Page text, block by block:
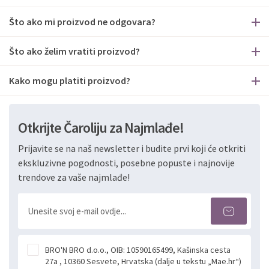
Što ako mi proizvod ne odgovara?
Što ako želim vratiti proizvod?
Kako mogu platiti proizvod?
Otkrijte Čaroliju za Najmlađe!
Prijavite se na naš newsletter i budite prvi koji će otkriti
ekskluzivne pogodnosti, posebne popuste i najnovije
trendove za vaše najmlađe!
BRO'N BRO d.o.o., OIB: 10590165499, Kašinska cesta
27a , 10360 Sesvete, Hrvatska (dalje u tekstu „Mae.hr“)